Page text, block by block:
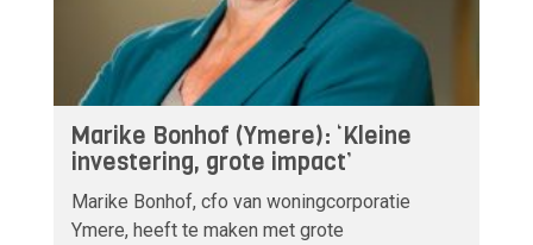
Marike Bonhof (Ymere): ‘Kleine
investering, grote impact’
Marike Bonhof, cfo van woningcorporatie
Ymere, heeft te maken met grote